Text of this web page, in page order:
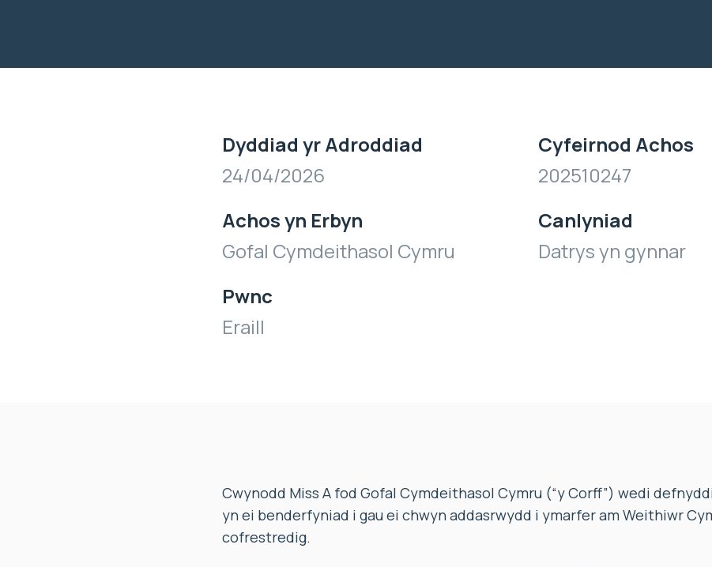
Dyddiad yr Adroddiad
24/04/2026
Achos yn Erbyn
Gofal Cymdeithasol Cymru
Pwnc
Eraill
Cyfeirnod Achos
202510247
Canlyniad
Datrys yn gynnar
Cwynodd Miss A fod Gofal Cymdeithasol Cymru (“y Corff”) wedi
yn ei benderfyniad i gau ei chwyn addasrwydd i ymarfer am Weithiwr
cofrestredig.